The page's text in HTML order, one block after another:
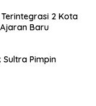
2 Kota
Baru
Sultra Pimpin